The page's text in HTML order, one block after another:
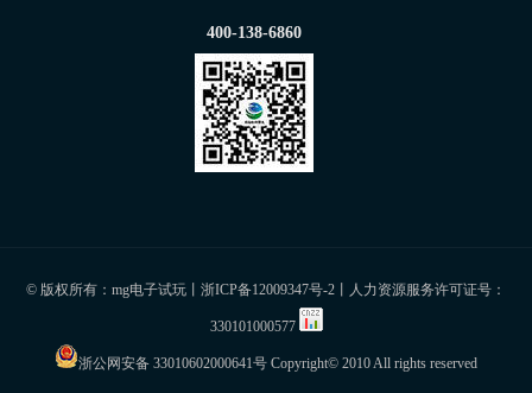
400-138-6860
© 版权所有：mg电子试玩丨 浙ICP备12009347号-2 丨人力资源服务许可证号：
330101000577
浙公网安备 33010602000641号 Copyright© 2010 All rights reserved